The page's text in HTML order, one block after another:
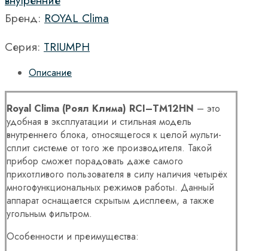
Бренд: ROYAL Clima
Серия: TRIUMPH
Описание
Royal Clima (Роял Клима) RCI–TM12HN – это
удобная в эксплуатации и стильная модель
внутреннего блока, относящегося к целой мульти-
сплит системе от того же производителя. Такой
прибор сможет порадовать даже самого
прихотливого пользователя в силу наличия четырёх
многофункциональных режимов работы. Данный
аппарат оснащается скрытым дисплеем, а также
угольным фильтром.
Особенности и преимущества: